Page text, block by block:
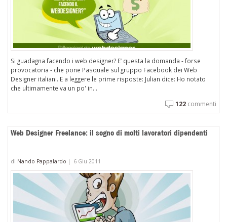
Si guadagna facendo i web designer? E’ questa la domanda - forse
provocatoria - che pone Pasquale sul gruppo Facebook dei Web
Designer italiani. E a leggere le prime risposte: Julian dice: Ho notato
che ultimamente va un po' in...
122 commenti
Web Designer Freelance: il sogno di molti lavoratori dipendenti
di Nando Pappalardo | 6 Giu 2011